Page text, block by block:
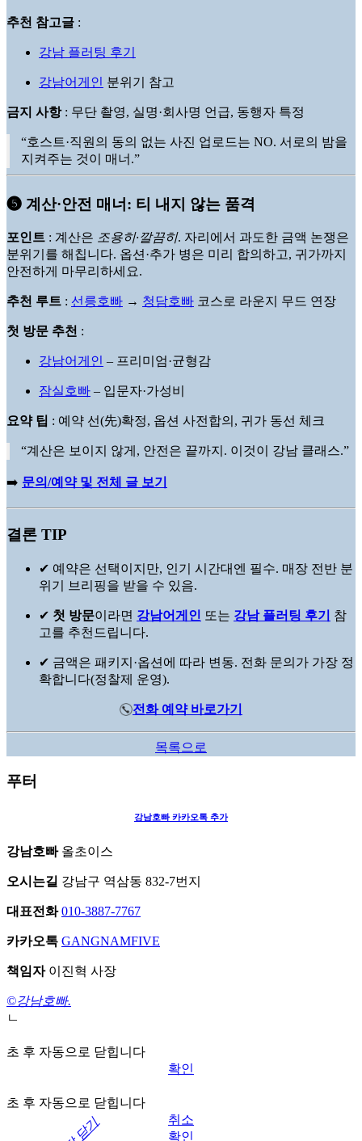
추천 참고글 :
강남 플러팅 후기
강남어게인 분위기 참고
금지 사항: 무단 촬영, 실명·회사명 언급, 동행자 특정
“호스트·직원의 동의 없는 사진 업로드는 NO. 서로의 밤을
지켜주는 것이 매너.”
➎ 계산·안전 매너: 티 내지 않는 품격
포인트 : 계산은 조용히·깔끔히. 자리에서 과도한 금액 논쟁은
분위기를 해칩니다. 옵션·추가 병은 미리 합의하고, 귀가까지
안전하게 마무리하세요.
추천 루트 : 선릉호빠 → 청담호빠 코스로 라운지 무드 연장
첫 방문 추천 :
강남어게인 – 프리미엄·균형감
잠실호빠 – 입문자·가성비
요약 팁 : 예약 선(先)확정, 옵션 사전합의, 귀가 동선 체크
“계산은 보이지 않게, 안전은 끝까지. 이것이 강남 클래스.”
➡️ 문의/예약 및 전체 글 보기
결론 TIP
✔ 예약은 선택이지만, 인기 시간대엔 필수. 매장 전반 분
위기 브리핑을 받을 수 있음.
✔ 첫 방문이라면 강남어게인 또는 강남 플러팅 후기
참
고를 추천드립니다.
✔ 금액은 패키지·옵션에 따라 변동. 전화 문의가 가장 정
확합니다(정찰제 운영).
전화 예약 바로가기
목록으로
푸터
강남호빠카카오톡 추가
강남호빠 올초이스
오시는길 강남구 역삼동 832-7번지
대표전화 010-3887-7767
카카오톡 GANGNAMFIVE
책임자 이진혁 사장
©강남호빠.
ㄴ
초 후 자동으로 닫힙니다
확인
초 후 자동으로 닫힙니다
취소
확인